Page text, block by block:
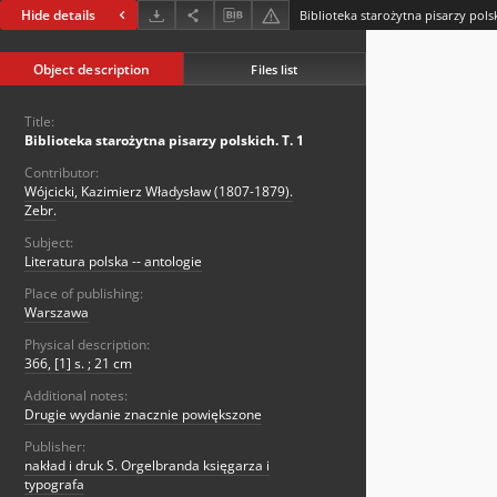
Hide details Biblioteka starożytna pisarzy
Object description Files list
Title:
Biblioteka starożytna pisarzy polskich. T. 1
Contributor:
Wójcicki, Kazimierz Władysław (1807-1879).
Zebr.
Subject:
Literatura polska -- antologie
Place of publishing:
Warszawa
Physical description:
366, [1] s. ; 21 cm
Additional notes:
Drugie wydanie znacznie powiększone
Publisher:
nakład i druk S. Orgelbranda księgarza i
typografa